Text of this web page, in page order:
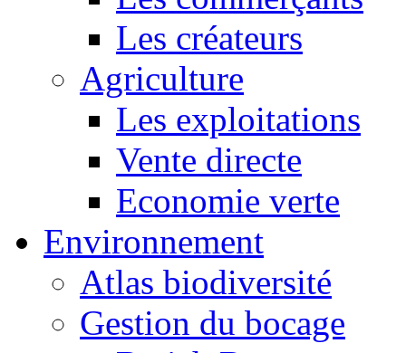
Les créateurs
Agriculture
Les exploitations
Vente directe
Economie verte
Environnement
Atlas biodiversité
Gestion du bocage